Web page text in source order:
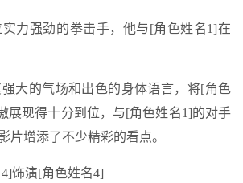
力强劲的拳击手，他与[角色姓名1]在
大的气场和出色的身体语言，将[角色
展现得十分到位，与[角色姓名1]的对手
片增添了不少精彩的看点。
饰演[角色姓名4]